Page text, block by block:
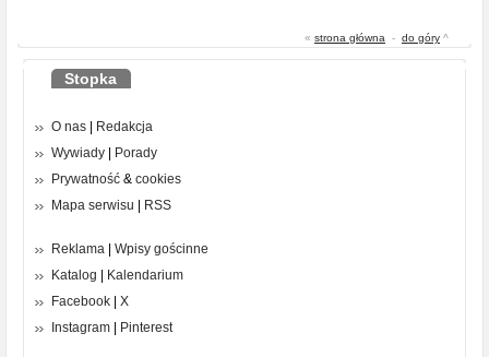
« strona główna - do góry ^
Stopka
O nas
Redakcja
Wywiady
Porady
Prywatność & cookies
Mapa serwisu
RSS
Reklama
Wpisy gościnne
Katalog
Kalendarium
Facebook
X
Instagram
Pinterest